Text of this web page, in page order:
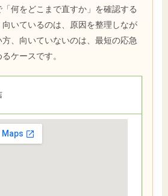
何をどこまで直すか」を確認する
いているのは、原因を整理しなが
、向いていないのは、最短の応急
ケースです。